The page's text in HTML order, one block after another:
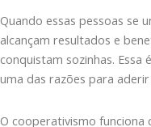
Quando essas pessoas se
alcançam resultados e
conquistam sozinhas.
uma das razões para
O cooperativismo